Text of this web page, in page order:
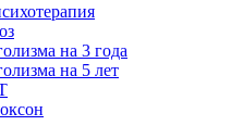
на 3 года
на 5 лет